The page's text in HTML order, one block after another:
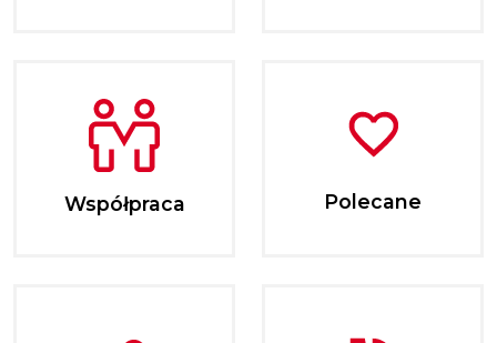
Współpraca Polecane